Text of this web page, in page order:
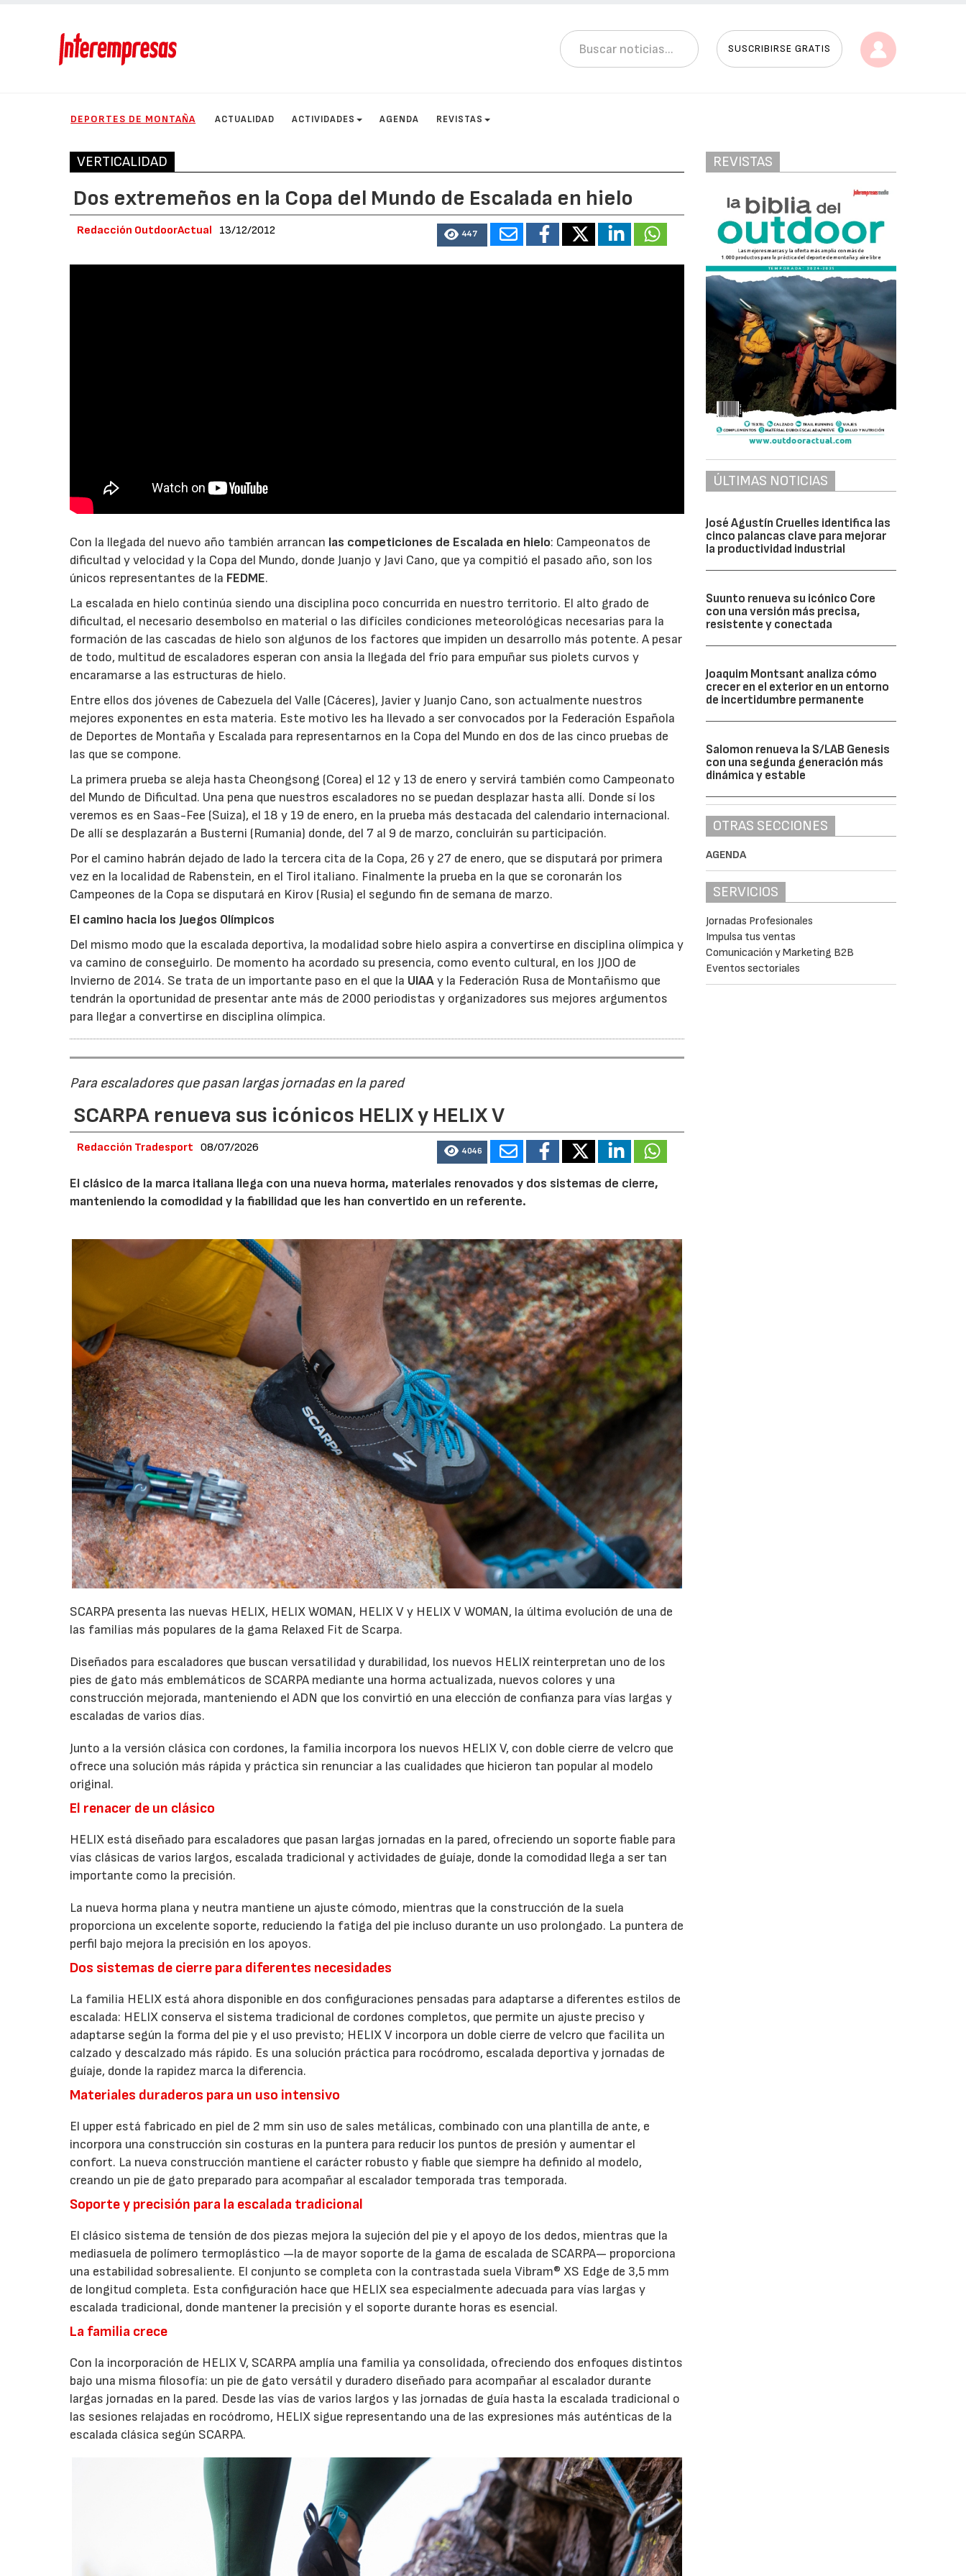
SUSCRIBIRSE GRATIS
DEPORTES DE MONTAÑA ACTUALIDAD ACTIVIDADES AGENDA REVISTAS
VERTICALIDAD
Dos extremeños en la Copa del Mundo de Escalada en hielo
Redacción OutdoorActual 13/12/2012 447
Con la llegada del nuevo año también arrancan las competiciones de Escalada en hielo: Campeonatos de
dificultad y velocidad y la Copa del Mundo, donde Juanjo y Javi Cano, que ya compitió el pasado año, son los
únicos representantes de la FEDME.
La escalada en hielo continúa siendo una disciplina poco concurrida en nuestro territorio. El alto grado de
dificultad, el necesario desembolso en material o las difíciles condiciones meteorológicas necesarias para la
formación de las cascadas de hielo son algunos de los factores que impiden un desarrollo más potente. A pesar
de todo, multitud de escaladores esperan con ansia la llegada del frío para empuñar sus piolets curvos y
encaramarse a las estructuras de hielo.
Entre ellos dos jóvenes de Cabezuela del Valle (Cáceres), Javier y Juanjo Cano, son actualmente nuestros
mejores exponentes en esta materia. Este motivo les ha llevado a ser convocados por la Federación Española
de Deportes de Montaña y Escalada para representarnos en la Copa del Mundo en dos de las cinco pruebas de
las que se compone.
La primera prueba se aleja hasta Cheongsong (Corea) el 12 y 13 de enero y servirá también como Campeonato
del Mundo de Dificultad. Una pena que nuestros escaladores no se puedan desplazar hasta allí. Donde sí los
veremos es en Saas-Fee (Suiza), el 18 y 19 de enero, en la prueba más destacada del calendario internacional.
De allí se desplazarán a Busterni (Rumania) donde, del 7 al 9 de marzo, concluirán su participación.
Por el camino habrán dejado de lado la tercera cita de la Copa, 26 y 27 de enero, que se disputará por primera
vez en la localidad de Rabenstein, en el Tirol italiano. Finalmente la prueba en la que se coronarán los
Campeones de la Copa se disputará en Kirov (Rusia) el segundo fin de semana de marzo.
El camino hacia los Juegos Olímpicos
Del mismo modo que la escalada deportiva, la modalidad sobre hielo aspira a convertirse en disciplina olímpica y
va camino de conseguirlo. De momento ha acordado su presencia, como evento cultural, en los JJOO de
Invierno de 2014. Se trata de un importante paso en el que la UIAAy la Federación Rusa de Montañismo que
tendrán la oportunidad de presentar ante más de 2000 periodistas y organizadores sus mejores argumentos
para llegar a convertirse en disciplina olímpica.
Para escaladores que pasan largas jornadas en la pared
SCARPA renueva sus icónicos HELIX y HELIX V
Redacción Tradesport 08/07/2026 4046
El clásico de la marca italiana llega con una nueva horma, materiales renovados y dos sistemas de cierre,
manteniendo la comodidad y la fiabilidad que les han convertido en un referente.
SCARPA presenta las nuevas HELIX, HELIX WOMAN, HELIX V y HELIX V WOMAN, la última evolución de una de
las familias más populares de la gama Relaxed Fit de Scarpa.
Diseñados para escaladores que buscan versatilidad y durabilidad, los nuevos HELIX reinterpretan uno de los
pies de gato más emblemáticos de SCARPA mediante una horma actualizada, nuevos colores y una
construcción mejorada, manteniendo el ADN que los convirtió en una elección de confianza para vías largas y
escaladas de varios días.
Junto a la versión clásica con cordones, la familia incorpora los nuevos HELIX V, con doble cierre de velcro que
ofrece una solución más rápida y práctica sin renunciar a las cualidades que hicieron tan popular al modelo
original.
El renacer de un clásico
HELIX está diseñado para escaladores que pasan largas jornadas en la pared, ofreciendo un soporte fiable para
vías clásicas de varios largos, escalada tradicional y actividades de guíaje, donde la comodidad llega a ser tan
importante como la precisión.
La nueva horma plana y neutra mantiene un ajuste cómodo, mientras que la construcción de la suela
proporciona un excelente soporte, reduciendo la fatiga del pie incluso durante un uso prolongado. La puntera de
perfil bajo mejora la precisión en los apoyos.
Dos sistemas de cierre para diferentes necesidades
La familia HELIX está ahora disponible en dos configuraciones pensadas para adaptarse a diferentes estilos de
escalada: HELIX conserva el sistema tradicional de cordones completos, que permite un ajuste preciso y
adaptarse según la forma del pie y el uso previsto; HELIX V incorpora un doble cierre de velcro que facilita un
calzado y descalzado más rápido. Es una solución práctica para rocódromo, escalada deportiva y jornadas de
guíaje, donde la rapidez marca la diferencia.
Materiales duraderos para un uso intensivo
El upper está fabricado en piel de 2 mm sin uso de sales metálicas, combinado con una plantilla de ante, e
incorpora una construcción sin costuras en la puntera para reducir los puntos de presión y aumentar el
confort. La nueva construcción mantiene el carácter robusto y fiable que siempre ha definido al modelo,
creando un pie de gato preparado para acompañar al escalador temporada tras temporada.
Soporte y precisión para la escalada tradicional
El clásico sistema de tensión de dos piezas mejora la sujeción del pie y el apoyo de los dedos, mientras que la
mediasuela de polímero termoplástico —la de mayor soporte de la gama de escalada de SCARPA— proporciona
una estabilidad sobresaliente. El conjunto se completa con la contrastada suela Vibram® XS Edge de 3,5 mm
de longitud completa. Esta configuración hace que HELIX sea especialmente adecuada para vías largas y
escalada tradicional, donde mantener la precisión y el soporte durante horas es esencial.
La familia crece
Con la incorporación de HELIX V, SCARPA amplía una familia ya consolidada, ofreciendo dos enfoques distintos
bajo una misma filosofía: un pie de gato versátil y duradero diseñado para acompañar al escalador durante
largas jornadas en la pared. Desde las vías de varios largos y las jornadas de guía hasta la escalada tradicional o
las sesiones relajadas en rocódromo, HELIX sigue representando una de las expresiones más auténticas de la
escalada clásica según SCARPA.
REVISTAS
ÚLTIMAS NOTICIAS
José Agustín Cruelles identifica las
cinco palancas clave para mejorar
la productividad industrial
Suunto renueva su icónico Core
con una versión más precisa,
resistente y conectada
Joaquim Montsant analiza cómo
crecer en el exterior en un entorno
de incertidumbre permanente
Salomon renueva la S/LAB Genesis
con una segunda generación más
dinámica y estable
OTRAS SECCIONES
AGENDA
SERVICIOS
Jornadas Profesionales
Impulsa tus ventas
Comunicación y Marketing B2B
Eventos sectoriales